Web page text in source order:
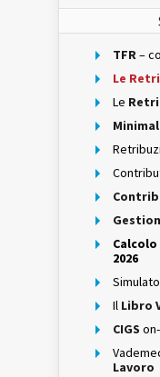
TFR–
Le
Le
2026
Il Libro
CIGS
Lavoro